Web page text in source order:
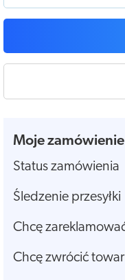
Moje zamówienie
Status zamówienia
Śledzenie przesyłki
Chcę
Chcę zwrócić towar